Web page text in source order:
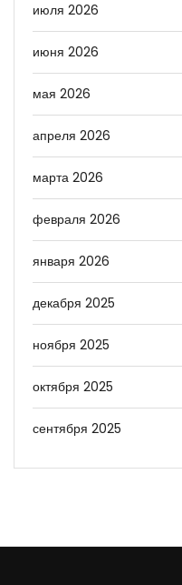
июля 2026
июня 2026
мая 2026
апреля 2026
марта 2026
февраля 2026
января 2026
декабря 2025
ноября 2025
октября 2025
сентября 2025